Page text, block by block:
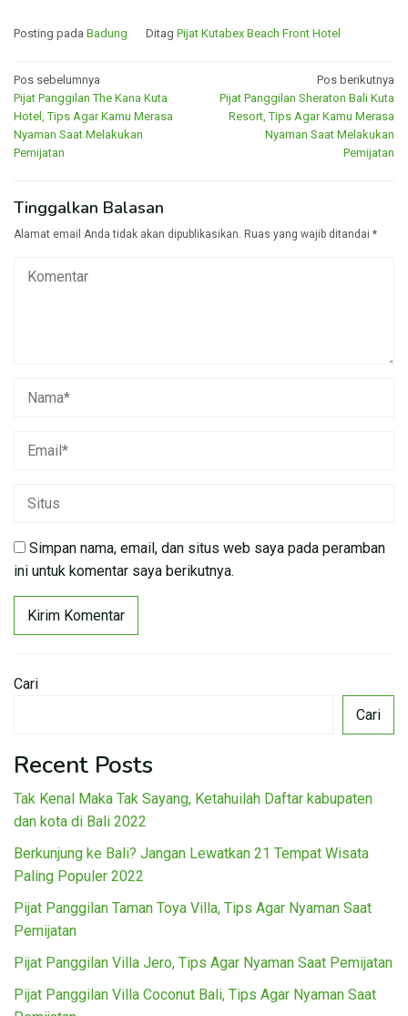
Posting pada Badung Ditag Pijat Kutabex Beach Front Hotel
Navigasi
pos
Pos sebelumnya
Pijat Panggilan The Kana Kuta
Hotel, Tips Agar Kamu Merasa
Nyaman Saat Melakukan
Pemijatan
Pos berikutnya
Pijat Panggilan Sheraton Bali Kuta
Resort, Tips Agar Kamu Merasa
Nyaman Saat Melakukan
Pemijatan
Tinggalkan Balasan
Alamat email Anda tidak akan dipublikasikan. Ruas yang wajib ditandai *
Simpan nama, email, dan situs web saya pada peramban
ini untuk komentar saya berikutnya.
Cari
Cari
Recent Posts
Tak Kenal Maka Tak Sayang, Ketahuilah Daftar kabupaten
dan kota di Bali 2022
Berkunjung ke Bali? Jangan Lewatkan 21 Tempat Wisata
Paling Populer 2022
Pijat Panggilan Taman Toya Villa, Tips Agar Nyaman Saat
Pemijatan
Pijat Panggilan Villa Jero, Tips Agar Nyaman Saat Pemijatan
Pijat Panggilan Villa Coconut Bali, Tips Agar Nyaman Saat